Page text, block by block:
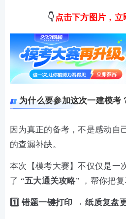
👇 点击下方图片，立
为什么要参加这次一建模考
因为真正的备考，不是感动自
的查漏补缺。
本次【模考大赛】不仅仅是一
了 “五大通关攻略” ，帮你把复
1️⃣ 错题一键打印 → 纸质复盘